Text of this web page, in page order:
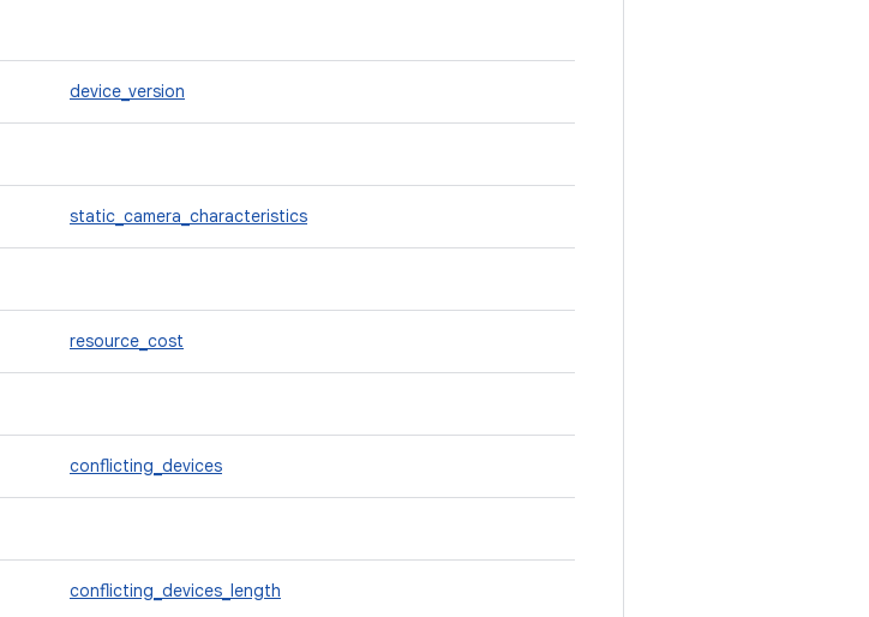
device_version
static_camera_characteristics
resource_cost
conflicting_devices
conflicting_devices_length